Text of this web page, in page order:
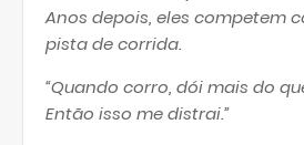
Anos depois, eles competem
pista de corrida.
“Quando corro, dói mais do
Então isso me distrai.”